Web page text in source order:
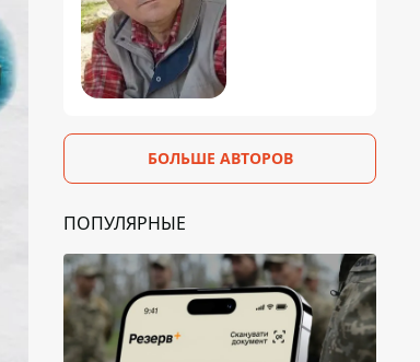
БОЛЬШЕ АВТОРОВ
ПОПУЛЯРНЫЕ